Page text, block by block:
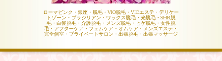
ローマピンク・銀座・脱毛・VIO脱毛・VIOエステ・デリケー
トゾーン・ブラジリアン・ワックス脱毛・光脱毛・SHR脱
毛・白髪脱毛・介護脱毛・メンズ脱毛・ヒゲ脱毛・女性脱
毛・アフターケア・フェムケア・オムケア・メンズエステ・
完全個室・プライベートサロン・出張脱毛・出張マッサージ